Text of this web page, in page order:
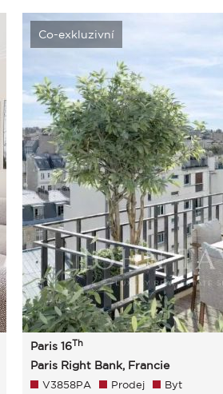
Co-exkluzivní
Paris 16Th
Paris Right Bank, Francie
V3858PA Prodej Byt